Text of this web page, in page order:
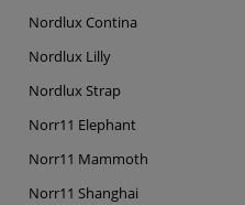
Nordlux Contina
Nordlux Lilly
Nordlux Strap
Norr11 Elephant
Norr11 Mammoth
Norr11 Shanghai